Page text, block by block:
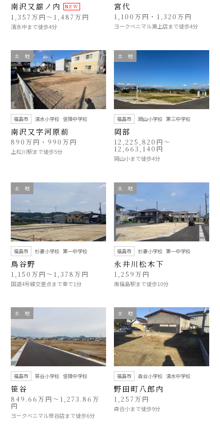
南沢又舘ノ内
1,357万円～1,487万円
清水中まで徒歩4分
宮代
1,100万円・1,320万円
ヨークベニマル瀬上店まで徒歩4分
土 地
福島市 清水小学校 信陵中学校
南沢又字河原前
890万円・990万円
上松川駅まで徒歩5分
土 地
福島市 岡山小学校 第三中学校
岡部
12,225,820円～
12,663,140円
岡山小まで徒歩4分
土 地
福島市 杉妻小学校 第一中学校
鳥谷野
1,150万円～1,378万円
国道4号線交差点まで車で1分
土 地
福島市 杉妻小学校 第一中学校
永井川松木下
1,259万円
南福島駅まで徒歩10分
土 地
福島市 笹谷小学校 信陵中学校
笹谷
849.66万円～1,273.86万
円
ヨークベニマル笹谷店まで徒歩6分
土 地
福島市 森合小学校 清水中学校
野田町八郎内
1,257万円
森合小まで徒歩9分